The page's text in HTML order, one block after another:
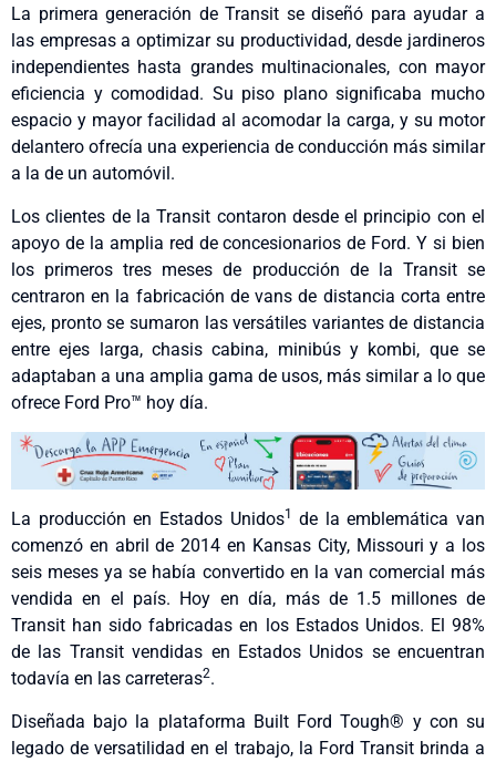
La primera generación de Transit se diseñó para ayudar a
las empresas a optimizar su productividad, desde jardineros
independientes hasta grandes multinacionales, con mayor
eficiencia y comodidad. Su piso plano significaba mucho
espacio y mayor facilidad al acomodar la carga, y su motor
delantero ofrecía una experiencia de conducción más similar
a la de un automóvil.
Los clientes de la Transit contaron desde el principio con el
apoyo de la amplia red de concesionarios de Ford. Y si bien
los primeros tres meses de producción de la Transit se
centraron en la fabricación de vans de distancia corta entre
ejes, pronto se sumaron las versátiles variantes de distancia
entre ejes larga, chasis cabina, minibús y kombi, que se
adaptaban a una amplia gama de usos, más similar a lo que
ofrece Ford Pro™ hoy día.
La producción en Estados Unidos1
de la emblemática van
comenzó en abril de 2014 en Kansas City, Missouri y a los
seis meses ya se había convertido en la van comercial más
vendida en el país. Hoy en día, más de 1.5 millones de
Transit han sido fabricadas en los Estados Unidos. El 98%
de las Transit vendidas en Estados Unidos se encuentran
todavía en las carreteras2.
Diseñada bajo la plataforma Built Ford Tough® y con su
legado de versatilidad en el trabajo, la Ford Transit brinda a